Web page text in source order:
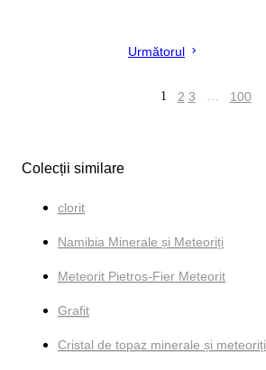
Următorul
1 2 3 … 100
Colecții similare
clorit
Namibia Minerale și Meteoriți
Meteorit Pietros-Fier Meteorit
Grafit
Cristal de topaz minerale și meteoriți